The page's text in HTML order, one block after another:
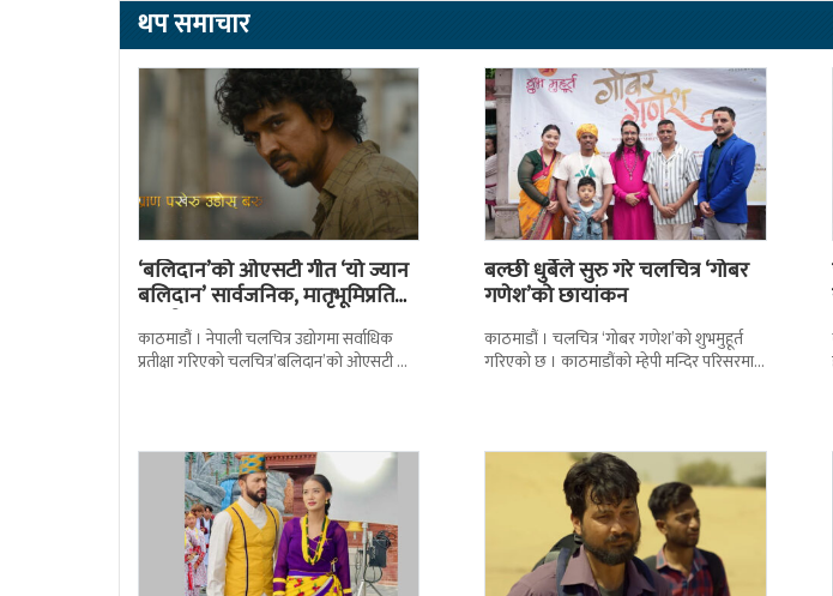
थप समाचार
‘बलिदान’को ओएसटी गीत ‘यो ज्यान
बलिदान’ सार्वजनिक, मातृभूमिप्रति
पुत्रको भावनात्मक…
काठमाडौं । नेपाली चलचित्र उद्योगमा सर्वाधिक
प्रतीक्षा गरिएको चलचित्र’बलिदान’को ओएसटी गीत
बल्छी धुर्बेले सुरु गरे चलचित्र ‘गोबर
गणेश’को छायांकन
काठमाडौं । चलचित्र ‘गोबर गणेश’को शुभमुहूर्त
गरिएको छ । काठमाडौंको म्हेपी मन्दिर परिसरमा